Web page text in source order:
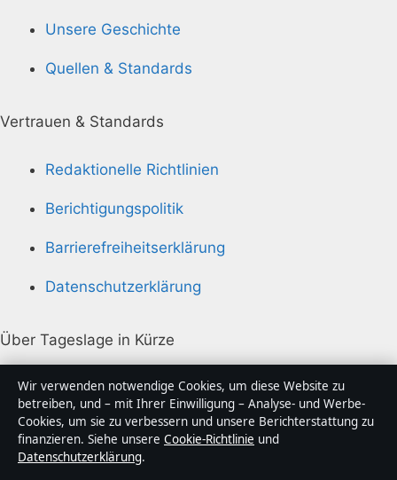
Unsere Geschichte
Quellen & Standards
Vertrauen & Standards
Redaktionelle Richtlinien
Berichtigungspolitik
Barrierefreiheitserklärung
Datenschutzerklärung
Über Tageslage in Kürze
Tageslage ist ein unabhängiger digitaler
Nachrichtenanbieter mit Fokus auf Politik, Wirtschaft,
Technik und Gesellschaft in Deutschland. Jeder Artikel
trägt eine Byline, wird von einem Redakteur geprüft
und vor der Veröffentlichung faktengecheckt.
Wir verwenden notwendige Cookies, um diese Website zu
betreiben, und – mit Ihrer Einwilligung – Analyse- und Werbe-
Cookies, um sie zu verbessern und unsere Berichterstattung zu
finanzieren. Siehe unsere Cookie-Richtlinie und
Datenschutzerklärung.